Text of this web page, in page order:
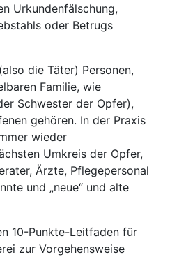
Urkundenfälschung,
oder Betrugs
die Täter) Personen,
Familie, wie
Schwester der Opfer),
gehören. In der Praxis
wieder
Umkreis der Opfer,
Ärzte, Pflegepersonal
und „neue“ und alte
10-Punkte-Leitfaden für
zur Vorgehensweise